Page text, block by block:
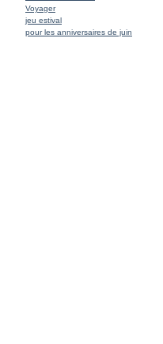
Janvier
Voyager
jeu estival
pour les anniversaires de juin